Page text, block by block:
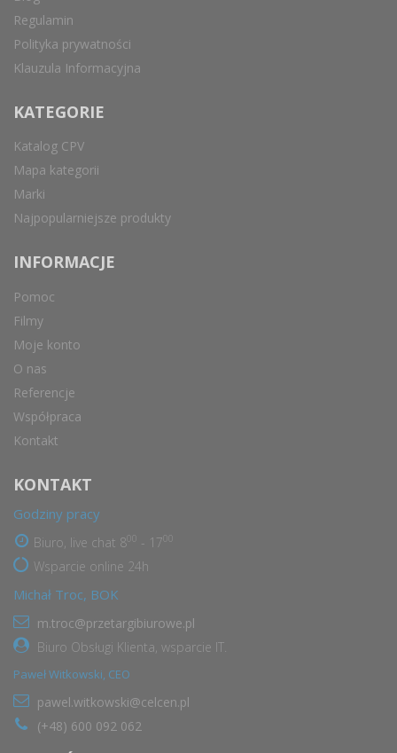
Regulamin
Polityka prywatności
Klauzula Informacyjna
KATEGORIE
Katalog CPV
Mapa kategorii
Marki
Najpopularniejsze produkty
INFORMACJE
Pomoc
Filmy
Moje konto
O nas
Referencje
Współpraca
Kontakt
KONTAKT
Godziny pracy
Biuro, live chat 8 - 17
Wsparcie online 24h
Michał Troc, BOK
m.troc@przetargibiurowe.pl
Biuro Obsługi Klienta, wsparcie IT.
Paweł Witkowski, CEO
pawel.witkowski@celcen.pl
(+48) 600 092 062